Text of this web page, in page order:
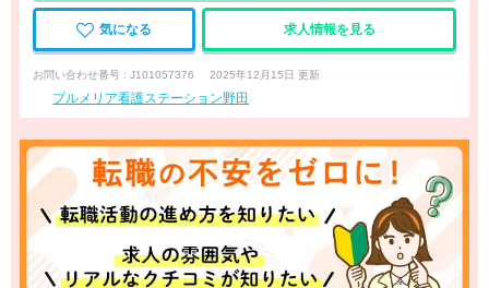
気になる 求人情報を見る
お問い合わせ番号 : J101057376 2025年12月15日 更新
プルメリア看護ステーション野田